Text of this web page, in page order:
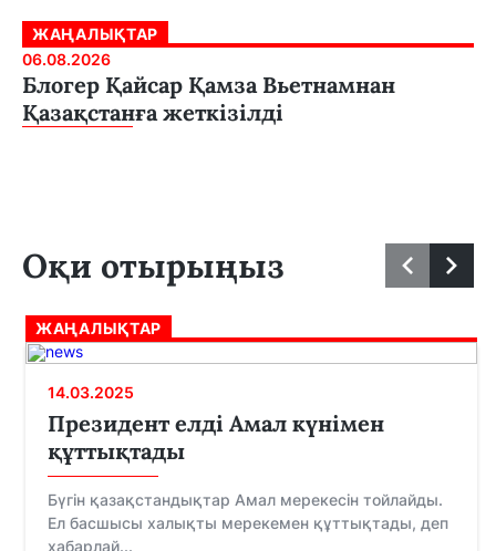
ЖАҢАЛЫҚТАР
06.08.2026
Блогер Қайсар Қамза Вьетнамнан
Қазақстанға жеткізілді
Оқи отырыңыз
ЖАҢАЛЫҚТАР
14.03.2025
Президент елді Амал күнімен
құттықтады
Бүгін қазақстандықтар Амал мерекесін тойлайды.
Ел басшысы халықты мерекемен құттықтады, деп
хабарлай...